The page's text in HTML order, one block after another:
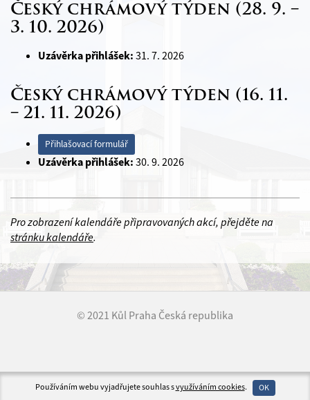
Používáním webu vyjadřujete souhlas svyužíváním cookies. OK
Český chrámový týden (28. 9. –
3. 10. 2026)
Uzávěrka přihlášek:31. 7. 2026
Český chrámový týden (16. 11.
– 21. 11. 2026)
Přihlašovací formulář
Uzávěrka přihlášek:30. 9. 2026
Pro zobrazení kalendáře připravovaných akcí, přejděte na
stránku kalendáře.
© 2021 Kůl Praha Česká republika